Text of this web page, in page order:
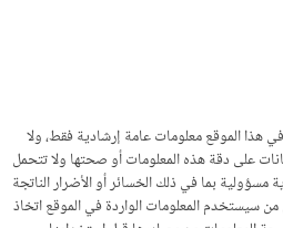
في هذا الموقع معلومات عامة إرشادية فقط، ولا
على دقة هذه المعلومات أو صحتها ولا تتحمل
بما في ذلك الخسائر أو الأضرار الناتجة
سيستخدم المعلومات الواردة في الموقع اتخاذ